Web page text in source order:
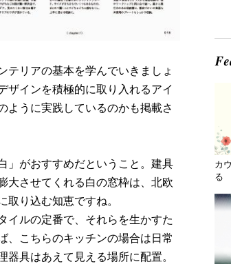
テリアの基本を学んでいきましょ
ザインを積極的に取り入れるアイ
ように実践しているのかも掲載さ
」がおすすめだということ。建具
大させてくれる白の窓枠は、北欧
り込む知恵ですね。
イルの定番で、それらを生かすた
、こちらのキッチンの場合は日常
具はあえて見える場所に配置。
カ
る